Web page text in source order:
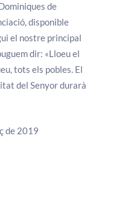
de
disponible
el nostre principal
dir: «Lloeu el
tots els pobles. El
del Senyor durarà
de 2019